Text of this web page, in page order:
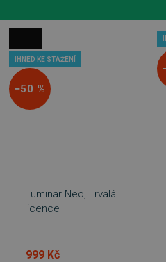
IHNED KE STAŽENÍ
−50 %
Luminar Neo, Trvalá
licence
999 Kč